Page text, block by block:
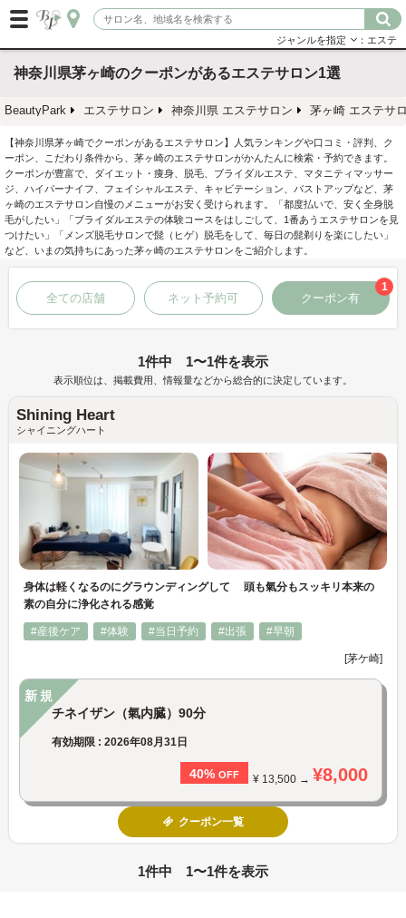
ジャンルを指定 ：エステ
神奈川県茅ヶ崎のクーポンがあるエステサロン1選
BeautyPark エステサロン 神奈川県 エステサロン 茅ヶ崎 エステサ
【神奈川県茅ヶ崎でクーポンがあるエステサロン】人気ランキングや口コミ・評判、ク
ーポン、こだわり条件から、茅ヶ崎のエステサロンがかんたんに検索・予約できます。
クーポンが豊富で、ダイエット・痩身、脱毛、ブライダルエステ、マタニティマッサー
ジ、ハイパーナイフ、フェイシャルエステ、キャビテーション、バストアップなど、茅
ヶ崎のエステサロン自慢のメニューがお安く受けられます。「都度払いで、安く全身脱
毛がしたい」「ブライダルエステの体験コースをはしごして、1番あうエステサロンを見
つけたい」「メンズ脱毛サロンで髭（ヒゲ）脱毛をして、毎日の髭剃りを楽にしたい」
など、いまの気持ちにあった茅ヶ崎のエステサロンをご紹介します。
全ての店舗 ネット予約可 クーポン有
1
1件中 1〜1件を表示
表示順位は、掲載費用、情報量などから総合的に決定しています。
Shining Heart
シャイニングハート
身体は軽くなるのにグラウンディングして 頭も氣分もスッキリ本来の
素の自分に浄化される感覚
#産後ケア #体験 #当日予約 #出張 #早朝
[茅ケ崎]
新規
チネイザン（氣内臓）90分
有効期限 : 2026年08月31日
40% OFF ¥ 13,500 → ¥8,000
クーポン一覧
1件中 1〜1件を表示